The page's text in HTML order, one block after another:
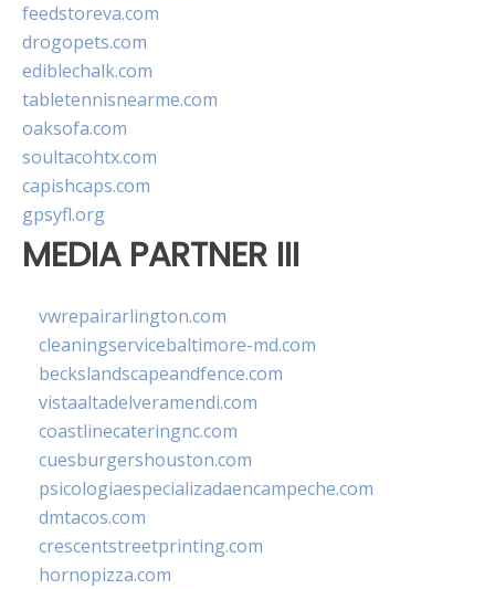
feedstoreva.com
drogopets.com
ediblechalk.com
tabletennisnearme.com
oaksofa.com
soultacohtx.com
capishcaps.com
gpsyfl.org
MEDIA PARTNER III
vwrepairarlington.com
cleaningservicebaltimore-md.com
beckslandscapeandfence.com
vistaaltadelveramendi.com
coastlinecateringnc.com
cuesburgershouston.com
psicologiaespecializadaencampeche.com
dmtacos.com
crescentstreetprinting.com
hornopizza.com